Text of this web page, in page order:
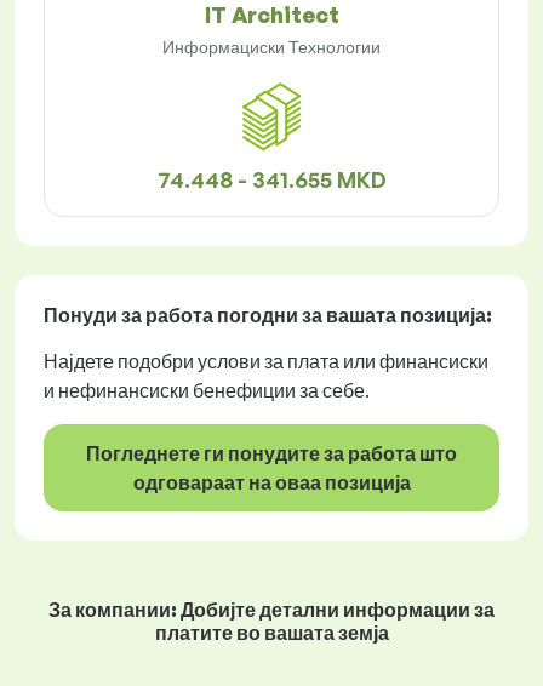
IT Architect
Информациски Технологии
74.448 - 341.655 MKD
Понуди за работа погодни за вашата позиција:
Најдете подобри услови за плата или финансиски
и нефинансиски бенефиции за себе.
Погледнете ги понудите за работа што
одговараат на оваа позиција
За компании: Добијте детални информации за
платите во вашата земја